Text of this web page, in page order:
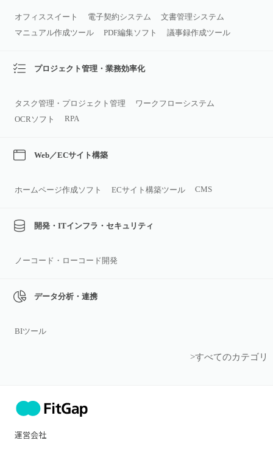
オフィススイート 電子契約システム
文書管理システム
マニュアル作成ツール
PDF編集ソフト 議事録作成ツール
プロジェクト管理・業務効率化
タスク管理・プロジェクト管理
ワークフローシステム
OCRソフト
RPA
Web／ECサイト構築
ホームページ作成ソフト ECサイト構築ツール CMS
開発・ITインフラ・セキュリティ
ノーコード・ローコード開発
データ分析・連携
BIツール
>すべてのカテゴリ
運営会社